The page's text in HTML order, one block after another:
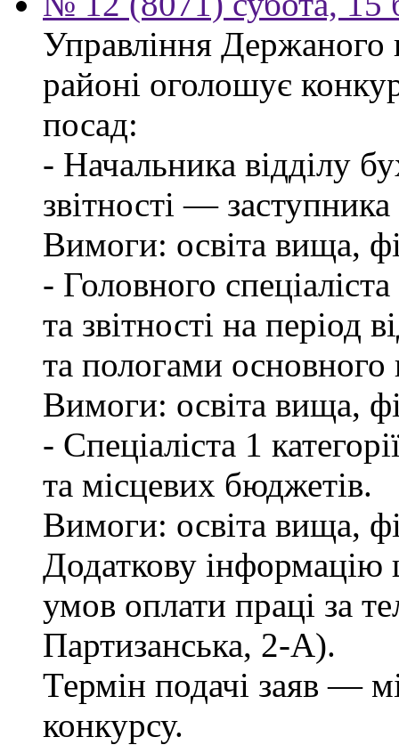
Управління Держаного
районі оголошує
посад:
- Начальника відділу
звітності —
Вимоги: освіта вища,
- Головного
та звітності на період
та пологами основного
Вимоги: освіта вища,
- Спеціаліста 1
та місцевих бюджетів.
Вимоги: освіта вища,
Додаткову інформацію
умов оплати праці за
Партизанська, 2-А).
Термін подачі заяв —
конкурсу.